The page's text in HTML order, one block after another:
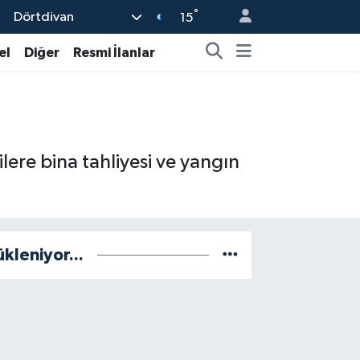
Dörtdivan 15°
Diğer Resmi İlanlar
bina tahliyesi ve yangın